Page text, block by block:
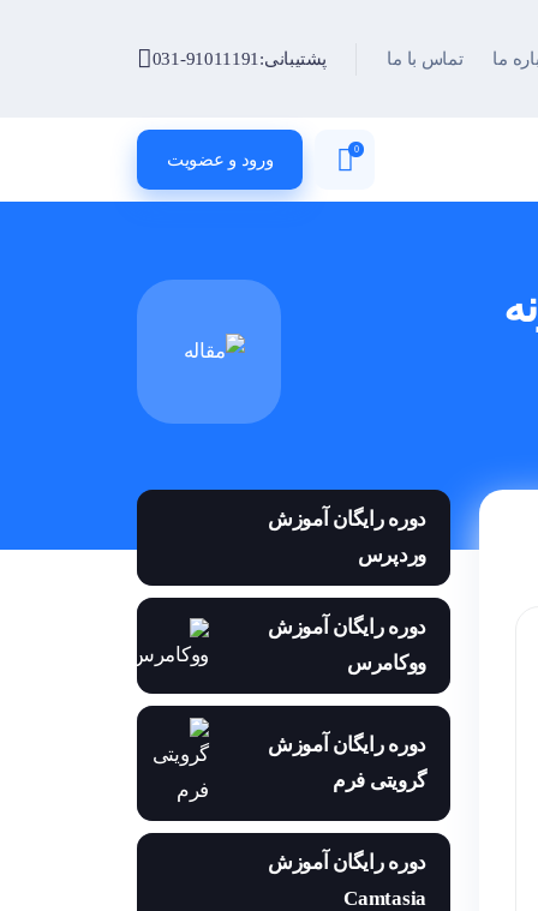
ما تماس با ما پشتیبانی: 031-91011191
0
ورود و عضویت
دوره رایگان آموزش
وردپرس
دوره رایگان آموزش
ووکامرس
دوره رایگان آموزش
گرویتی فرم
دوره رایگان آموزش
Camtasia